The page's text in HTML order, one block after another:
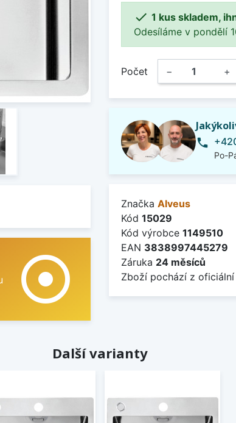
adjust
 1 kus skladem,
Odesíláme v pondělí
Počet − +
phone
Po-
Značka Alveus
Kód 15029
Kód výrobce 1149510
EAN 3838997445279
Záruka 24 měsíců
Zboží pochází z
Další varianty